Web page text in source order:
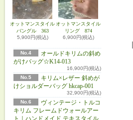
オットマンスタイル
バングル 363
5,900円(税込)
オットマンスタイル
リング 874
6,900円(税込)
No.4
オールドキリムの斜め
がけバッグ☆K14-013
16,900円(税込)
No.5
キリム×レザー 斜めが
けショルダーバッグ hkcap-001
32,900円(税込)
No.6
ヴィンテージ・トルコ
キリム フレームドウォールアー
ト｜ハンドメイド テキスタイル